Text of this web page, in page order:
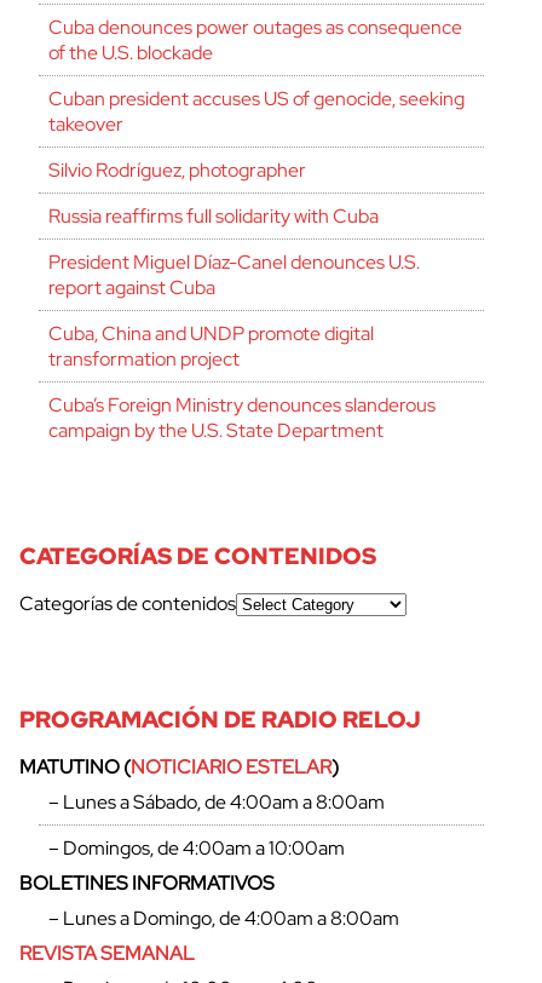
Cuba denounces power outages as consequence
of the U.S. blockade
Cuban president accuses US of genocide, seeking
takeover
Silvio Rodríguez, photographer
Russia reaffirms full solidarity with Cuba
President Miguel Díaz-Canel denounces U.S.
report against Cuba
Cuba, China and UNDP promote digital
transformation project
Cuba’s Foreign Ministry denounces slanderous
campaign by the U.S. State Department
CATEGORÍAS DE CONTENIDOS
Categorías de contenidos
PROGRAMACIÓN DE RADIO RELOJ
MATUTINO (NOTICIARIO ESTELAR)
– Lunes a Sábado, de 4:00am a 8:00am
– Domingos, de 4:00am a 10:00am
BOLETINES INFORMATIVOS
– Lunes a Domingo, de 4:00am a 8:00am
REVISTA SEMANAL